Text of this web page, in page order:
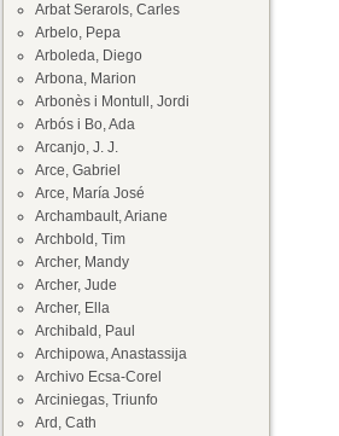
Arbat Serarols, Carles
Arbelo, Pepa
Arboleda, Diego
Arbona, Marion
Arbonès i Montull, Jordi
Arbós i Bo, Ada
Arcanjo, J. J.
Arce, Gabriel
Arce, María José
Archambault, Ariane
Archbold, Tim
Archer, Mandy
Archer, Jude
Archer, Ella
Archibald, Paul
Archipowa, Anastassija
Archivo Ecsa-Corel
Arciniegas, Triunfo
Ard, Cath